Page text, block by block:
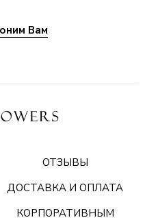
Вам
ОТЗЫВЫ
ДОСТАВКА И ОПЛАТА
КОРПОРАТИВНЫМ